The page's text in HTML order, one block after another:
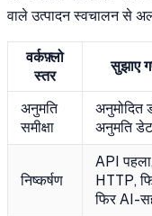
वाले उत्पादन स्वचालन से
वर्कफ़्लो
स्तर
सुझाए
अनुमति
समीक्षा
अनुमोदित
अनुमति
निष्कर्षण
API
HTTP,
फिर AI-